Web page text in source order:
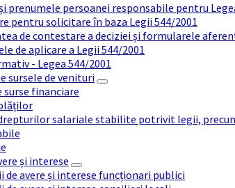
prenumele persoanei responsabile pentru
pentru solicitare în baza Legii 544/2001
de contestare a deciziei și formularele
de aplicare a Legii 544/2001
- Legea 544/2001
sursele de venituri
surse financiare
salariale stabilite potrivit legii,
și interese
de avere și interese funcționari publici